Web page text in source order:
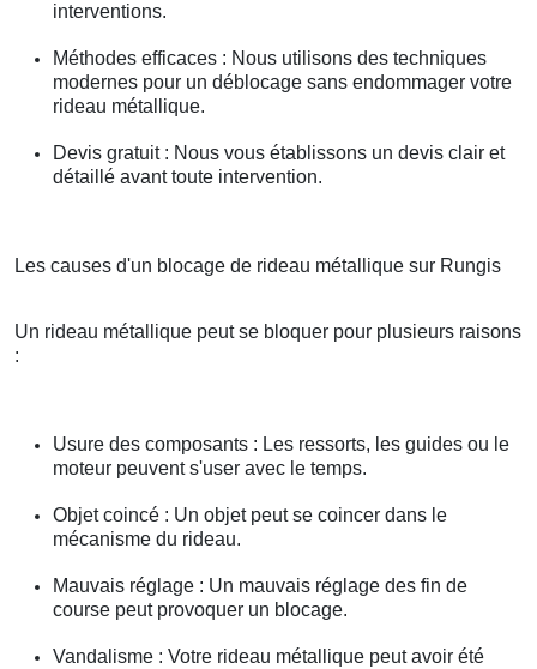
interventions.
Méthodes efficaces : Nous utilisons des techniques
modernes pour un déblocage sans endommager votre
rideau métallique.
Devis gratuit : Nous vous établissons un devis clair et
détaillé avant toute intervention.
Les causes d'un blocage de rideau métallique sur Rungis
Un rideau métallique peut se bloquer pour plusieurs raisons
:
Usure des composants : Les ressorts, les guides ou le
moteur peuvent s'user avec le temps.
Objet coincé : Un objet peut se coincer dans le
mécanisme du rideau.
Mauvais réglage : Un mauvais réglage des fin de
course peut provoquer un blocage.
Vandalisme : Votre rideau métallique peut avoir été